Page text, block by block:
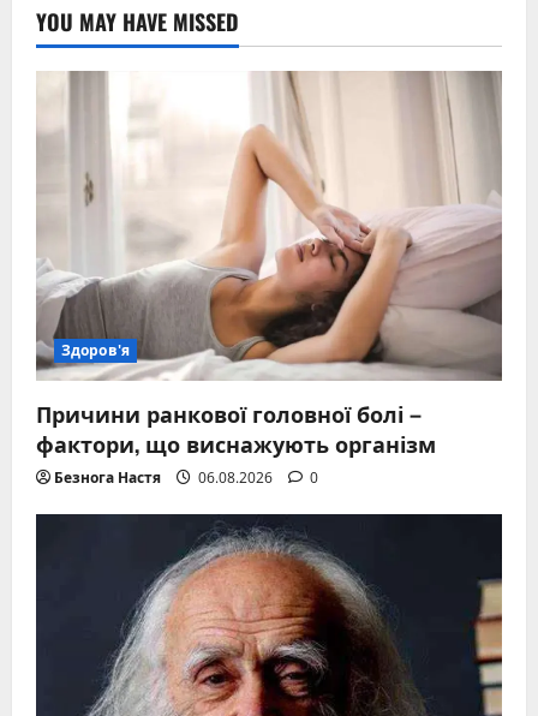
YOU MAY HAVE MISSED
Здоров'я
Причини ранкової головної болі –
фактори, що виснажують організм
Безнога Настя 06.08.2026 0